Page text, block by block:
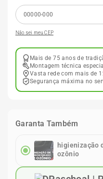
Não sei meu CEP
Mais de 75 anos de
Montagem técnica
Vasta rede com mais de
Segurança máxima no
Garanta Também
higienização
ozônio